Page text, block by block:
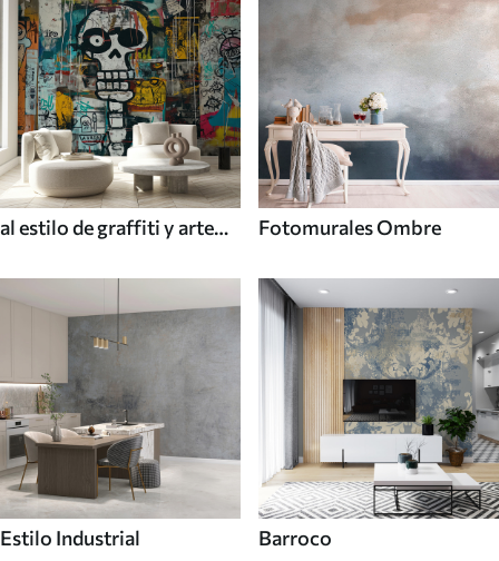
al estilo de graffiti y arte
Fotomurales Ombre
Estilo Industrial Barroco